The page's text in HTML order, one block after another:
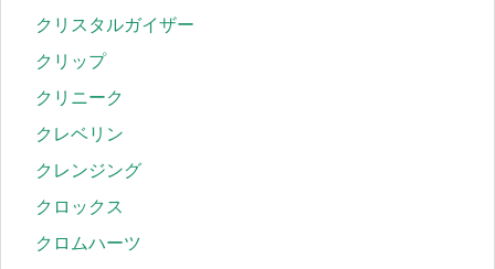
クリスタルガイザー
クリップ
クリニーク
クレベリン
クレンジング
クロックス
クロムハーツ